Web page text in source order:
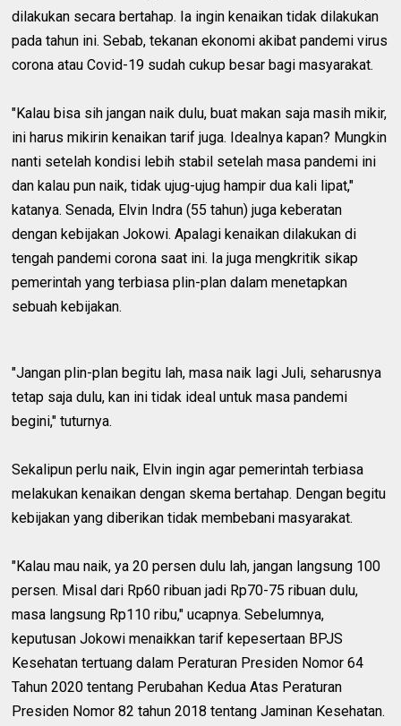
dilakukan secara bertahap. Ia ingin kenaikan tidak dilakukan
pada tahun ini. Sebab, tekanan ekonomi akibat pandemi virus
corona atau Covid-19 sudah cukup besar bagi masyarakat.
"Kalau bisa sih jangan naik dulu, buat makan saja masih mikir,
ini harus mikirin kenaikan tarif juga. Idealnya kapan? Mungkin
nanti setelah kondisi lebih stabil setelah masa pandemi ini
dan kalau pun naik, tidak ujug-ujug hampir dua kali lipat,"
katanya. Senada, Elvin Indra (55 tahun) juga keberatan
dengan kebijakan Jokowi. Apalagi kenaikan dilakukan di
tengah pandemi corona saat ini. Ia juga mengkritik sikap
pemerintah yang terbiasa plin-plan dalam menetapkan
sebuah kebijakan.
"Jangan plin-plan begitu lah, masa naik lagi Juli, seharusnya
tetap saja dulu, kan ini tidak ideal untuk masa pandemi
begini," tuturnya.
Sekalipun perlu naik, Elvin ingin agar pemerintah terbiasa
melakukan kenaikan dengan skema bertahap. Dengan begitu
kebijakan yang diberikan tidak membebani masyarakat.
"Kalau mau naik, ya 20 persen dulu lah, jangan langsung 100
persen. Misal dari Rp60 ribuan jadi Rp70-75 ribuan dulu,
masa langsung Rp110 ribu," ucapnya. Sebelumnya,
keputusan Jokowi menaikkan tarif kepesertaan BPJS
Kesehatan tertuang dalam Peraturan Presiden Nomor 64
Tahun 2020 tentang Perubahan Kedua Atas Peraturan
Presiden Nomor 82 tahun 2018 tentang Jaminan Kesehatan.